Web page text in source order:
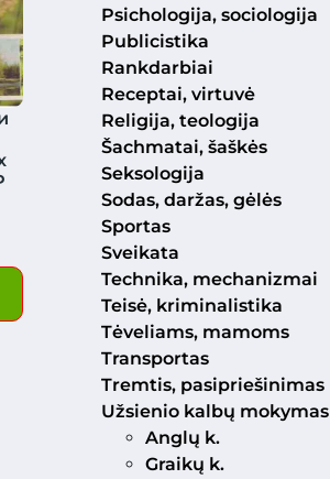
Psichologija, sociologija
Publicistika
Rankdarbiai
Receptai, virtuvė
Religija, teologija
Šachmatai, šaškės
Seksologija
Sodas, daržas, gėlės
Sportas
Sveikata
Technika, mechanizmai
Teisė, kriminalistika
Tėveliams, mamoms
Transportas
Tremtis, pasipriešinimas
Užsienio kalbų mokymas
Anglų k.
Graikų k.